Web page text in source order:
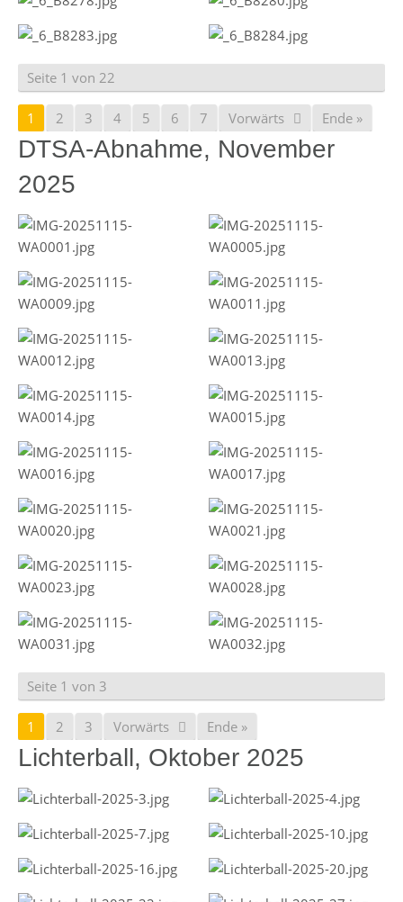
Seite 1 von 22
1 2 3 4 5 6 7 Vorwärts Ende »
DTSA-Abnahme, November
2025
Seite 1 von 3
1 2 3 Vorwärts Ende »
Lichterball, Oktober 2025